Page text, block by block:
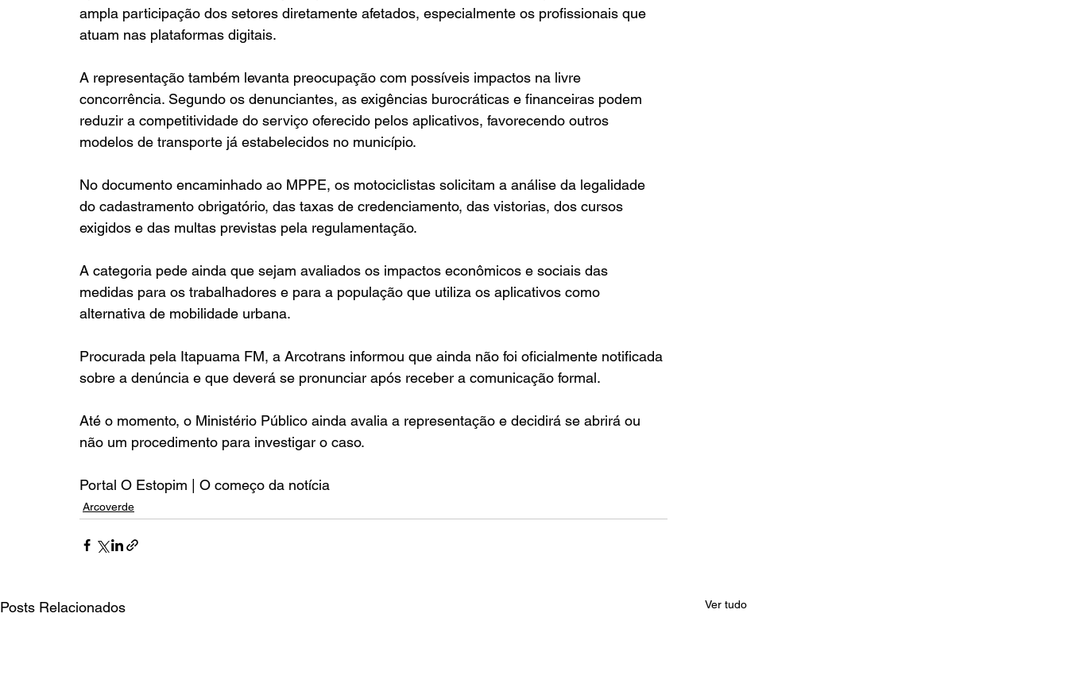
ampla participação dos setores diretamente afetados, especialmente os profissionais que
atuam nas plataformas digitais.
A representação também levanta preocupação com possíveis impactos na livre
concorrência. Segundo os denunciantes, as exigências burocráticas e financeiras podem
reduzir a competitividade do serviço oferecido pelos aplicativos, favorecendo outros
modelos de transporte já estabelecidos no município.
No documento encaminhado ao MPPE, os motociclistas solicitam a análise da legalidade
do cadastramento obrigatório, das taxas de credenciamento, das vistorias, dos cursos
exigidos e das multas previstas pela regulamentação.
A categoria pede ainda que sejam avaliados os impactos econômicos e sociais das
medidas para os trabalhadores e para a população que utiliza os aplicativos como
alternativa de mobilidade urbana.
Procurada pela Itapuama FM, a Arcotrans informou que ainda não foi oficialmente notificada
sobre a denúncia e que deverá se pronunciar após receber a comunicação formal.
Até o momento, o Ministério Público ainda avalia a representação e decidirá se abrirá ou
não um procedimento para investigar o caso.
Portal O Estopim | O começo da notícia
Arcoverde
Posts Relacionados Ver tudo